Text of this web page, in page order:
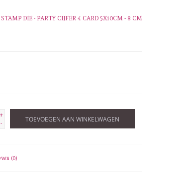
DIE - PARTY CIJFER 4 CARD 5X10CM - 8 CM
+
-
TOEVOEGEN AAN WINKELWAGEN
(0)